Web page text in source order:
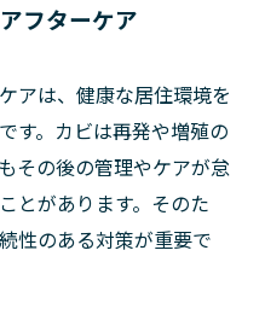
フターケア
アは、健康な居住環境を
す。カビは再発や増殖の
その後の管理やケアが怠
とがあります。そのた
性のある対策が重要で